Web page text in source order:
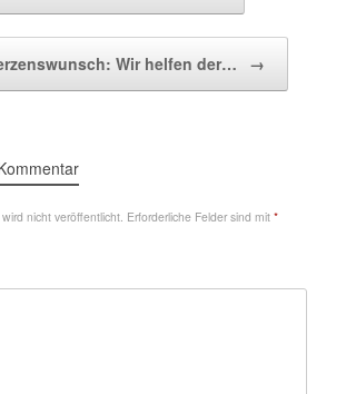
Wir helfen der… →
nicht veröffentlicht. Erforderliche Felder sind mit *